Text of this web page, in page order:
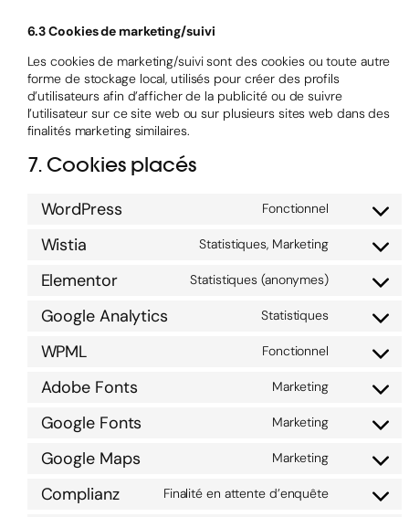
6.3 Cookies de marketing/suivi
Les cookies de marketing/suivi sont des cookies ou toute autre
forme de stockage local, utilisés pour créer des profils
d’utilisateurs afin d’afficher de la publicité ou de suivre
l’utilisateur sur ce site web ou sur plusieurs sites web dans des
finalités marketing similaires.
7. Cookies placés
WordPress Fonctionnel
Wistia Statistiques, Marketing
Elementor Statistiques (anonymes)
Google Analytics Statistiques
WPML Fonctionnel
Adobe Fonts Marketing
Google Fonts Marketing
Google Maps Marketing
Complianz Finalité en attente d’enquête